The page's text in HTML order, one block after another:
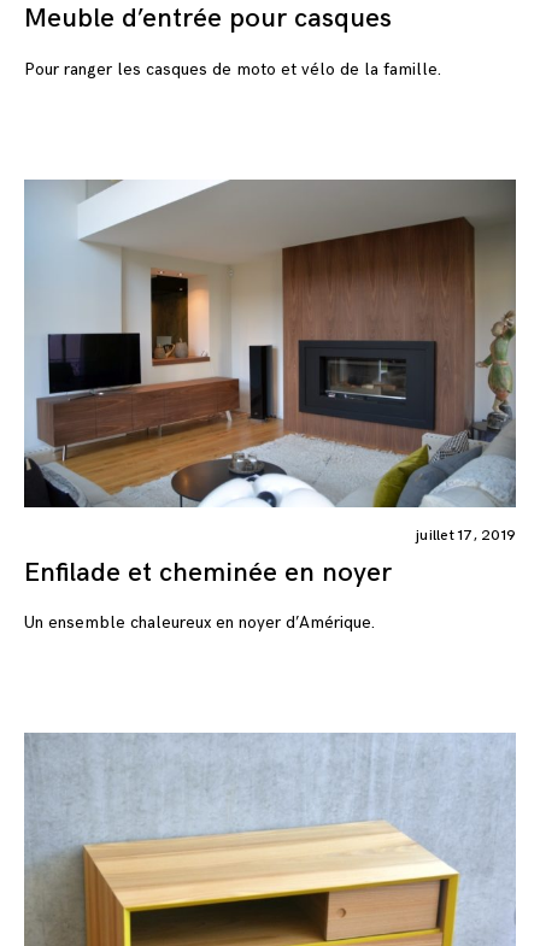
Meuble d’entrée pour casques
Pour ranger les casques de moto et vélo de la famille.
juillet 17, 2019
Enfilade et cheminée en noyer
Un ensemble chaleureux en noyer d’Amérique.